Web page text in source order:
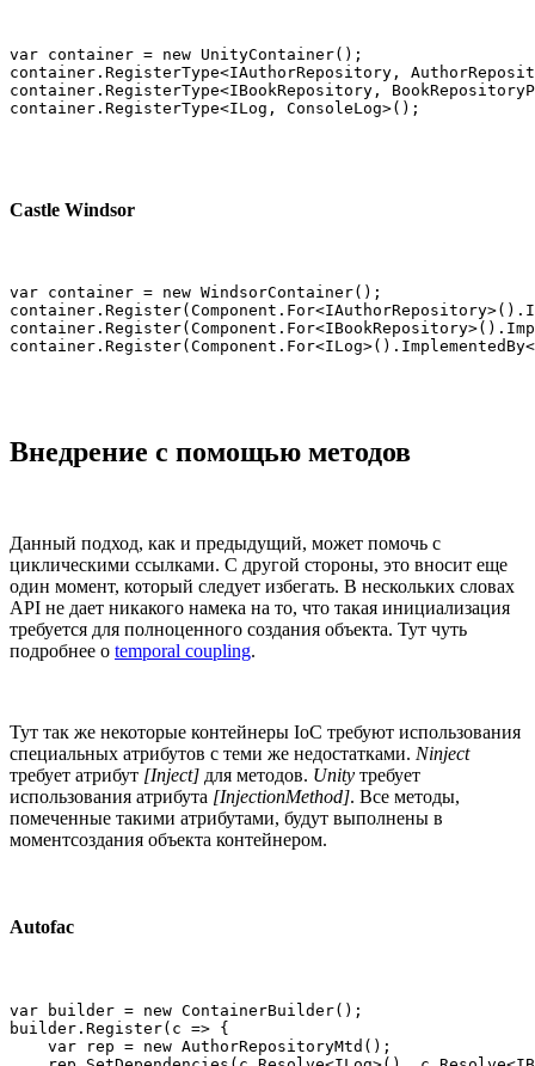
var container = new UnityContainer();
container.RegisterType<IAuthorRepository,
container.RegisterType<IBookRepository,
container.RegisterType<ILog, ConsoleLog>();
Castle Windsor
var container = new WindsorContainer();
Внедрение с помощью методов
Данный подход, как и предыдущий, может помочь с
циклическими ссылками. С другой стороны, это вносит еще
один момент, который следует избегать. В нескольких словах
API не дает никакого намека на то, что такая инициализация
требуется для полноценного создания объекта. Тут чуть
подробнее о temporal coupling.
Тут так же некоторые контейнеры IoC требуют использования
специальных атрибутов с теми же недостатками. Ninject
требует атрибут [Inject] для методов. Unity требует
использования атрибута [InjectionMethod]. Все методы,
помеченные такими атрибутами, будут выполнены в
моментсоздания объекта контейнером.
Autofac
var builder = new ContainerBuilder();
builder.Register(c => {
    var rep = new AuthorRepositoryMtd();